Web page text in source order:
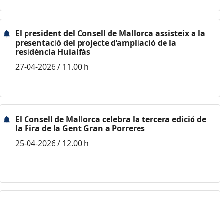
El president del Consell de Mallorca assisteix a la
presentació del projecte d’ampliació de la
residència Huialfàs
27-04-2026 / 11.00 h
El Consell de Mallorca celebra la tercera edició de
la Fira de la Gent Gran a Porreres
25-04-2026 / 12.00 h